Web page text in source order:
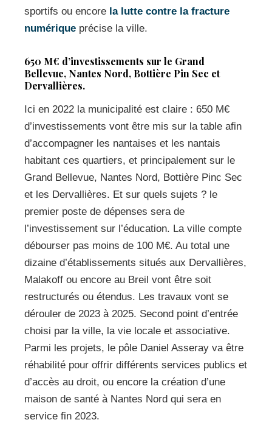
sportifs ou encore la lutte contre la fracture
numérique précise la ville.
650 M€ d’investissements sur le Grand
Bellevue, Nantes Nord, Bottière Pin Sec et
Dervallières.
Ici en 2022 la municipalité est claire : 650 M€
d’investissements vont être mis sur la table afin
d’accompagner les nantaises et les nantais
habitant ces quartiers, et principalement sur le
Grand Bellevue, Nantes Nord, Bottière Pinc Sec
et les Dervallières. Et sur quels sujets ? le
premier poste de dépenses sera de
l’investissement sur l’éducation. La ville compte
débourser pas moins de 100 M€. Au total une
dizaine d’établissements situés aux Dervallières,
Malakoff ou encore au Breil vont être soit
restructurés ou étendus. Les travaux vont se
dérouler de 2023 à 2025. Second point d’entrée
choisi par la ville, la vie locale et associative.
Parmi les projets, le pôle Daniel Asseray va être
réhabilité pour offrir différents services publics et
d’accès au droit, ou encore la création d’une
maison de santé à Nantes Nord qui sera en
service fin 2023.